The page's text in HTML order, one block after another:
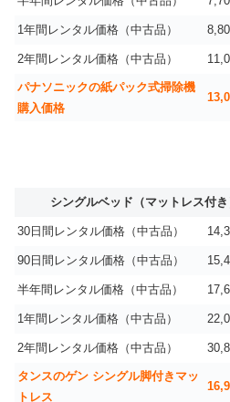
1年間レンタル価格（中古品）
2年間レンタル価格（中古品）
パナソニックの紙パック式掃除機
購入価格
シングルベッド（マットレス付
30日間レンタル価格（中古品）
90日間レンタル価格（中古品）
半年間レンタル価格（中古品）
1年間レンタル価格（中古品）
2年間レンタル価格（中古品）
タンスのゲン シングル脚付きマッ
トレス